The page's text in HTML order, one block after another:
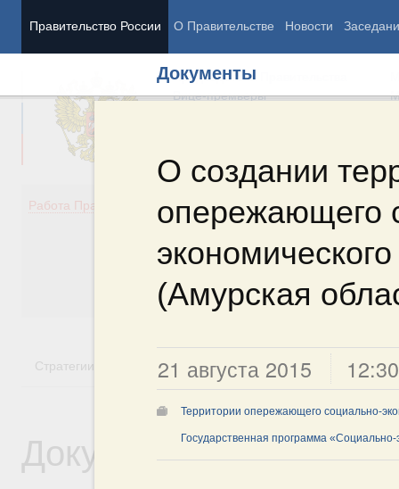
Правительство России О Правительстве Новости
Документы
О создании
опережающего
(Амурская
21 августа 2015 12:30
Территории опережающего социально-
Государственная программа
Председатель Правительства
Вице-премьеры
Работа Правительства
Демография
Здоровье
Культура
Государство
Стратегии Государственные программы
Документы